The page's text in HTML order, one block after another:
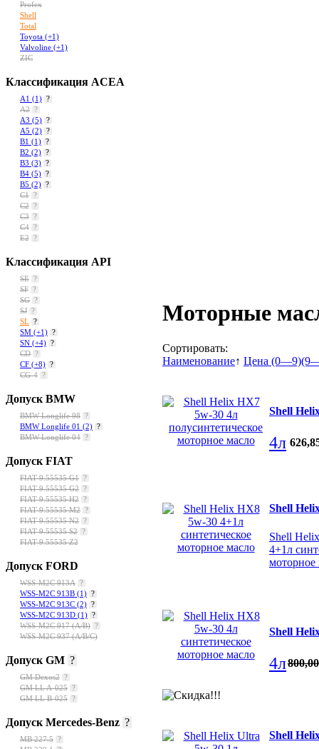
Profex
Shell
Total
Toyota (+1)
Valvoline (+1)
ZIC
Классификация ACEA
A1 (1) ?
A2 ?
A3 (5) ?
A5 (2) ?
B1 (1) ?
B2 (2) ?
B3 (3) ?
B4 (5) ?
B5 (2) ?
C1 ?
C2 ?
C3 ?
C4 ?
E2 ?
Классификация API
SE ?
SF ?
SG ?
SJ ?
SL
?
SM (+1) ?
SN (+4) ?
CD ?
CF (+8) ?
CG-4 ?
Допуск BMW
BMW Longlife 98 ?
BMW Longlife 01 (2) ?
BMW Longlife 04 ?
Допуск FIAT
FIAT 9.55535 G1 ?
FIAT 9.55535 G2 ?
FIAT 9.55535 H2 ?
FIAT 9.55535 M2 ?
FIAT 9.55535 N2 ?
FIAT 9.55535 S2 ?
FIAT 9.55535 Z2
Допуск FORD
WSS-M2C 913A ?
WSS-M2C 913B (1) ?
WSS-M2C 913C (2) ?
WSS-M2C 913D (1) ?
WSS-M2C 917 (A/B) ?
WSS-M2C 937 (A/B/C)
Допуск GM ?
GM Dexos2 ?
GM LL A-025 ?
GM LL B-025 ?
Допуск Mercedes-Benz ?
МВ 227.5 ?
Моторные
Сортировать:
Наименование↑ Цена (0—9)
Shell
4л 626,
Shell
Shell
4+1л
моторное
Shell
4л800,00
Shell